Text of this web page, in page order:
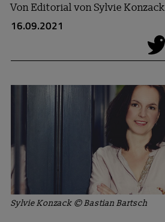
VonEditorial von Sylvie Konzack
16.09.2021
Sylvie Konzack © Bastian Bartsch